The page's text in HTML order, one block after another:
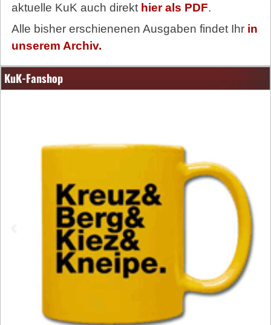
aktuelle KuK auch direkt hier als PDF.
Alle bisher erschienenen Ausgaben findet Ihr in
unserem Archiv.
KuK-Fanshop